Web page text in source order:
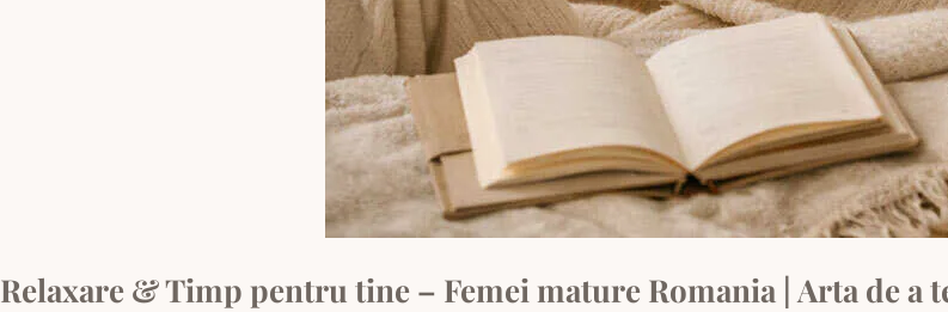
Relaxare & Timp pentru tine – Femei mature Romania | Arta de a